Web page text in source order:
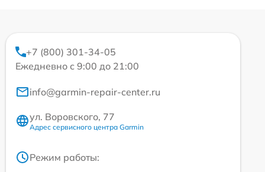
+7 (800) 301-34-05
Ежедневно с 9:00 до 21:00
info@garmin-repair-center.ru
ул. Воровского, 77
Адрес сервисного центра Garmin
Режим работы: